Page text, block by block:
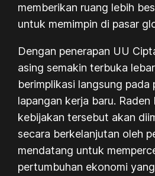
memberikan ruang lebih
untuk memimpin di pasar
Dengan penerapan UU
asing semakin terbuka
berimplikasi langsung pada
lapangan kerja baru.
kebijakan tersebut akan
secara berkelanjutan oleh
mendatang untuk
pertumbuhan ekonomi